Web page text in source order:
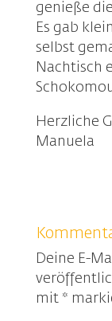
genieße
Es gab
selbst
Nachtisch
Herzliche
Manuela
Deine E-
mit *